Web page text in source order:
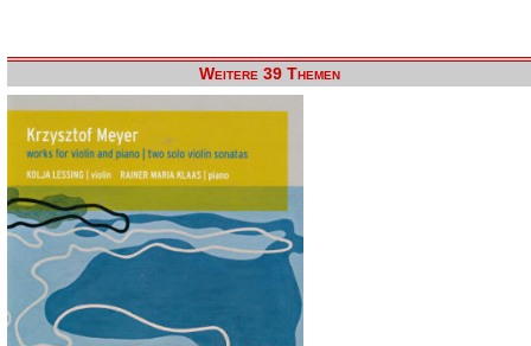
Weitere 39 Themen